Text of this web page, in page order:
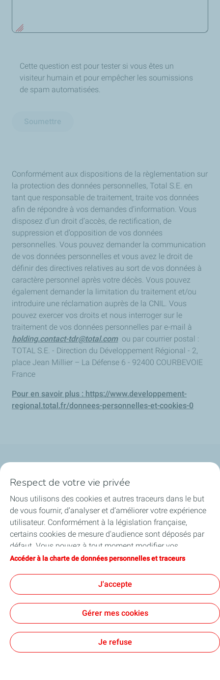
Cette question est pour tester si vous êtes un
visiteur humain et pour empêcher les soumissions
de spam automatisées.
Soumettre
Conformément aux dispositions de la règlementation sur
la protection des données personnelles, Total S.E. en
tant que responsable de traitement, traite vos données
afin de répondre à vos demandes d’information. Vous
disposez d’un droit d’accès, de rectification, de
suppression et d’opposition de vos données
personnelles. Vous pouvez demander la communication
de vos données personnelles et vous avez le droit de
définir des directives relatives au sort de vos données à
caractère personnel après votre décès. Vous pouvez
également demander la limitation du traitement et/ou
introduire une réclamation auprès de la CNIL. Vous
pouvez exercer vos droits et nous interroger sur le
traitement de vos données personnelles par e-mail à
holding.contact-tdr@total.comou par courrier postal :
TOTAL S.E. - Direction du Développement Régional - 2,
place Jean Millier – La Défense 6 - 92400 COURBEVOIE
France
Pour en savoir plus : https://www.developpement-
regional.total.fr/donnees-personnelles-et-cookies-0
Financer les entreprises
Soutenir les projets industriels
Accompagner à l'international
Accessibilité : partiellement conforme
Respect de votre vie privée
Nous utilisons des cookies et autres traceurs dans le but
de vous fournir, d’analyser et d’améliorer votre expérience
utilisateur. Conformément à la législation française,
certains cookies de mesure d'audience sont déposés par
défaut. Vous pouvez à tout moment modifier vos
paramètres de cookies en cliquant sur le bouton « Gérer
vous acceptez le dépôt de l’ensemble des cookies. Dans le
cas où vous cliquez sur « Je refuse », seuls les cookies
techniques nécessaires au bon fonctionnement du site
seront utilisés. Pour plus d’informations, vous pouvez
traceurs ».
Accéder à la charte de données personnelles et traceurs
J'accepte
Gérer mes cookies
Je refuse